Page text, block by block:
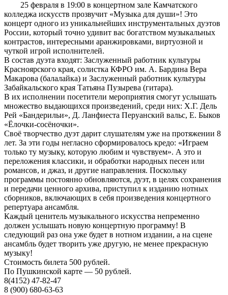
25 февраля в 19:00 в концертном зале Камчатского
колледжа искусств прозвучит «Музыка для души»! Это
концерт одного из уникальнейших инструментальных дуэтов
России, который точно удивит вас богатством музыкальных
контрастов, интересными аранжировками, виртуозной и
чуткой игрой исполнителей.
В состав дуэта входят: Заслуженный работник культуры
Красноярского края, солистка КФРО им. А. Бардина Вера
Макарова (балалайка) и Заслуженный работник культуры
Забайкальского края Татьяна Пузырева (гитара).
В их исполнении посетители мероприятия смогут услышать
множество выдающихся произведений, среди них: Х.Г. Дель
Рей «Бандерильи», Д. Ланфиеста Перуанский вальс, Е. Быков
«Ёлочки-сосёночки».
Своё творчество дуэт дарит слушателям уже на протяжении 8
лет. За эти годы негласно сформировалось кредо: «Играем
только ту музыку, которую любим и чувствуем». А это и
переложения классики, и обработки народных песен или
романсов, и джаз, и другие направления. Поскольку
программы постоянно обновляются, дуэт, в целях сохранения
и передачи ценного архива, приступил к изданию нотных
сборников, включающих в себя произведения концертного
репертуара ансамбля.
Каждый ценитель музыкального искусства непременно
должен услышать новую концертную программу! В
следующий раз она уже будет в нотном издании, а на сцене
ансамбль будет творить уже другую, не менее прекрасную
музыку!
Стоимость билета 500 рублей.
По Пушкинской карте — 50 рублей.
8(4152) 47-82-47
8 (900) 680-63-63